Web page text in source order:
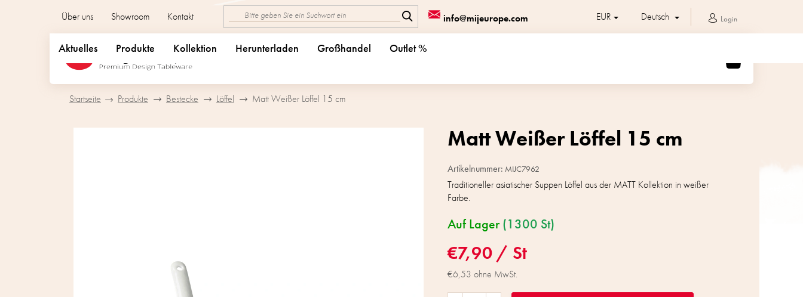
info@mijeurope.com
Über uns Showroom Kontakt EUR Deutsch Login
WARENKORB
Aktuelles Produkte Kollektion Herunterladen Großhandel Outlet %
Startseite Produkte Bestecke Löffel Matt Weißer Löffel 15 cm
€7,90 / St
€6,53 ohne MwSt.
Auf Lager(1300 St)
Traditioneller asiatischer Suppen Löffel aus der MATT Kollektion in weißer
Farbe.
Matt Weißer Löffel 15 cm
Artikelnummer: MIJC7962